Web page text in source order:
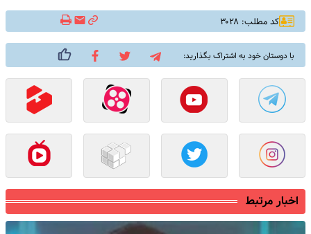
کد مطلب: ۳۰۲۸
با دوستان خود به اشتراک بگذارید:
اخبار مرتبط